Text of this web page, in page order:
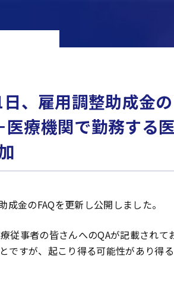
、雇用調整助成金
療機関で勤務する
金のFAQを更新し公開しました。
従事者の皆さんへのQAが記載されて
ですが、起こり得る可能性があり得